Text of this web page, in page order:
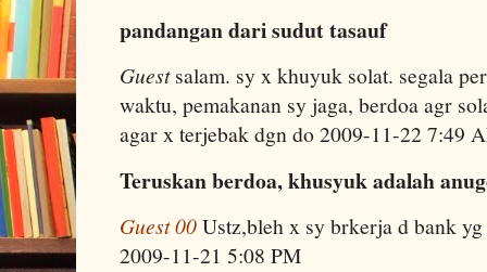
pandangan dari sudut tasauf
Guestsalam. sy x khuyuk solat. segala
waktu, pemakanan sy jaga, berdoa agr
agar x terjebak dgn do 2009-11-22 7:49
Teruskan berdoa, khusyuk adalah
Guest 00Ustz,bleh x sy brkerja d bank
2009-11-21 5:08 PM